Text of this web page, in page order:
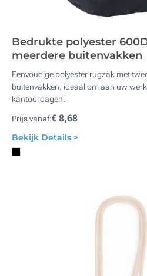
Bedrukte polyester
meerdere buitenvakken
Eenvoudige polyester rugzak met
buitenvakken, ideaal om aan uw
kantoordagen.
Prijs vanaf:€ 8,68
Bekijk Details >